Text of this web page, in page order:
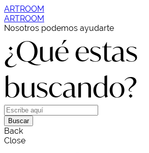
ARTROOM
ARTROOM
Nosotros podemos ayudarte
¿Qué estas
buscando?
Buscar
Back
Close